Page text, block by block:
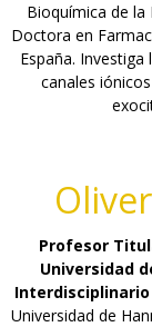
Bioquímica de la
Doctora en
España.
canales
Profesor
Universidad
Interdisciplinario
Universidad de